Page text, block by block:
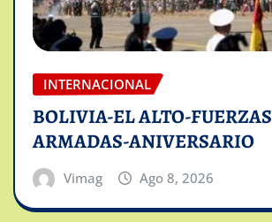
INTERNACIONAL
BOLIVIA-EL ALTO-FUERZAS
ARMADAS-ANIVERSARIO
Vimag Ago 8, 2026